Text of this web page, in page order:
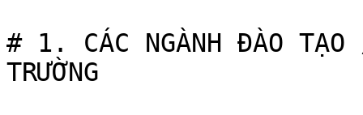
# 1. CÁC NGÀNH ĐÀO TẠO
TRƯỜNG